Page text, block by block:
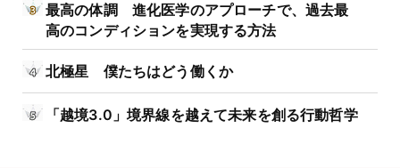
最高の体調 進化医学のアプローチで、過去最
高のコンディションを実現する方法
北極星 僕たちはどう働くか
「越境3.0」境界線を越えて未来を創る行動哲学